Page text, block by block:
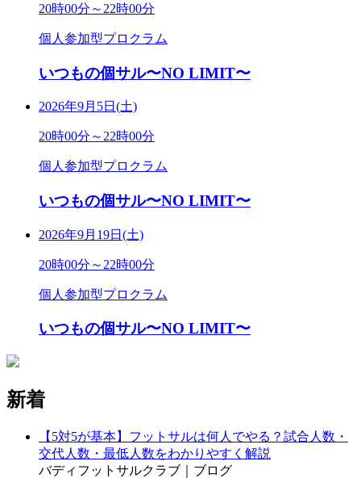
20時00分～22時00分
個人参加型プロクラム
いつもの個サル〜NO LIMIT〜
2026年9月5日(土)
20時00分～22時00分
個人参加型プロクラム
いつもの個サル〜NO LIMIT〜
2026年9月19日(土)
20時00分～22時00分
個人参加型プロクラム
いつもの個サル〜NO LIMIT〜
新着
【5対5が基本】フットサルは何人でやる？試合人数・
交代人数・最低人数をわかりやすく解説
バディフットサルクラブ｜ブログ